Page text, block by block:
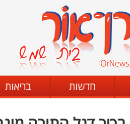
חדשות בריאות
ניגודיות